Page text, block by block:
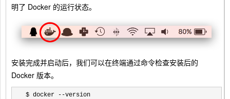
明了 Docker 的运行状态。
安装完成并启动后，我们可以在终端通过命令检查安装后的
Docker 版本。
$ docker --version